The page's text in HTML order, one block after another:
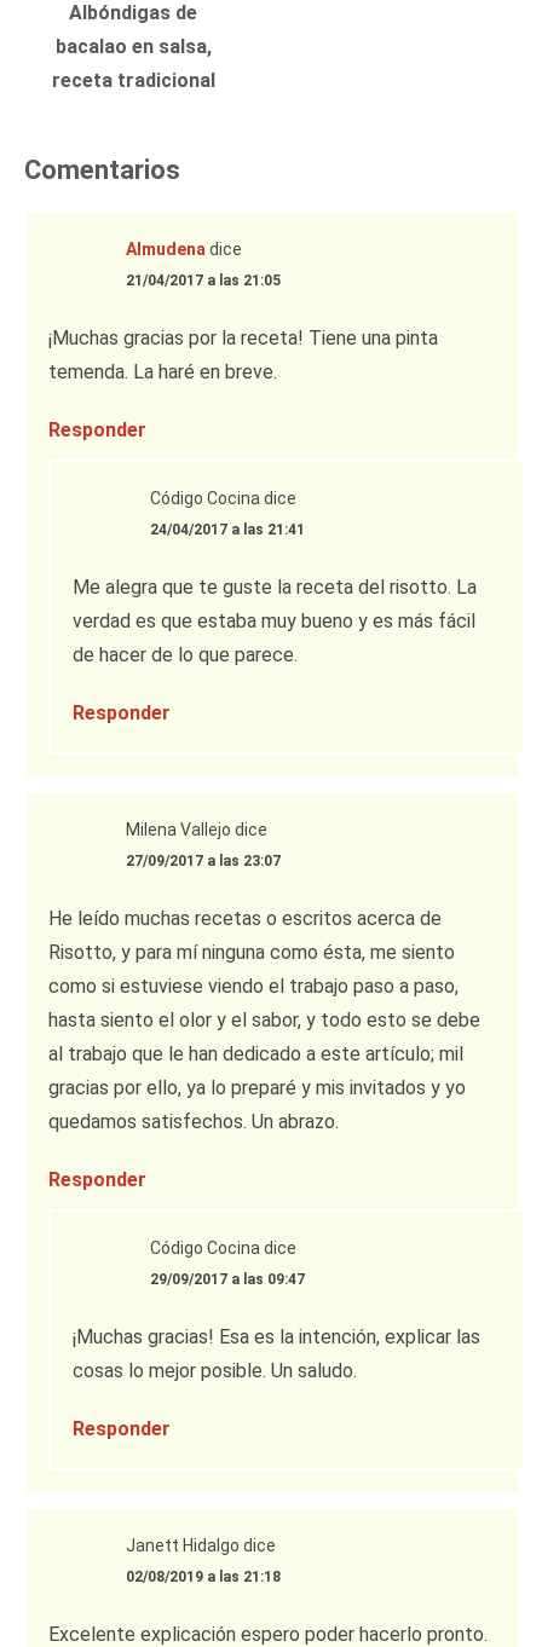
Albóndigas de
bacalao en salsa,
receta tradicional
Comentarios
Almudena dice
21/04/2017 a las 21:05
¡Muchas gracias por la receta! Tiene una pinta
temenda. La haré en breve.
Responder
Código Cocina dice
24/04/2017 a las 21:41
Me alegra que te guste la receta del risotto. La
verdad es que estaba muy bueno y es más fácil
de hacer de lo que parece.
Responder
Milena Vallejo dice
27/09/2017 a las 23:07
He leído muchas recetas o escritos acerca de
Risotto, y para mí ninguna como ésta, me siento
como si estuviese viendo el trabajo paso a paso,
hasta siento el olor y el sabor, y todo esto se debe
al trabajo que le han dedicado a este artículo; mil
gracias por ello, ya lo preparé y mis invitados y yo
quedamos satisfechos. Un abrazo.
Responder
Código Cocina dice
29/09/2017 a las 09:47
¡Muchas gracias! Esa es la intención, explicar las
cosas lo mejor posible. Un saludo.
Responder
Janett Hidalgo dice
02/08/2019 a las 21:18
Excelente explicación espero poder hacerlo pronto.